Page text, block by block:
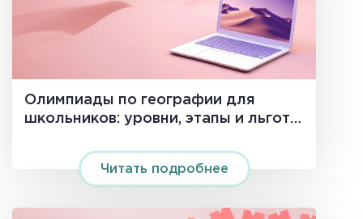
Олимпиады по географии для
школьников: уровни, этапы и льготы
Читать подробнее